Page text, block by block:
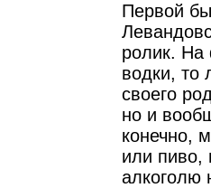
Первой
ролик. На
водки, то
своего
но и
конечно,
или пиво,
алкоголю